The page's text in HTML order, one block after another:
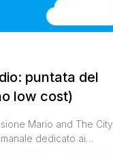
puntata del
low cost)
Mario and The City
dedicato ai